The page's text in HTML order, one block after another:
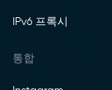
IPv6 프록시
통합